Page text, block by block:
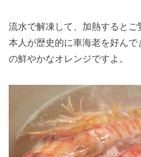
流水で解凍して、加熱するとご
本人が歴史的に車海老を好んで
の鮮やかなオレンジですよ。